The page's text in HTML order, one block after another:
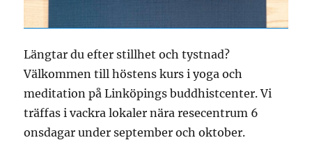
Längtar du efter stillhet och tystnad?
Välkommen till höstens kurs i yoga och
meditation på Linköpings buddhistcenter. Vi
träffas i vackra lokaler nära resecentrum 6
onsdagar under september och oktober.